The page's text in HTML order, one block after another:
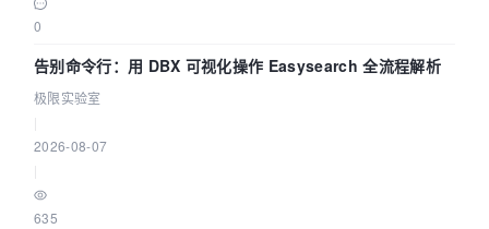
0
告别命令行：用 DBX 可视化操作 Easysearch 全流程解析
极限实验室
2026-08-07
635